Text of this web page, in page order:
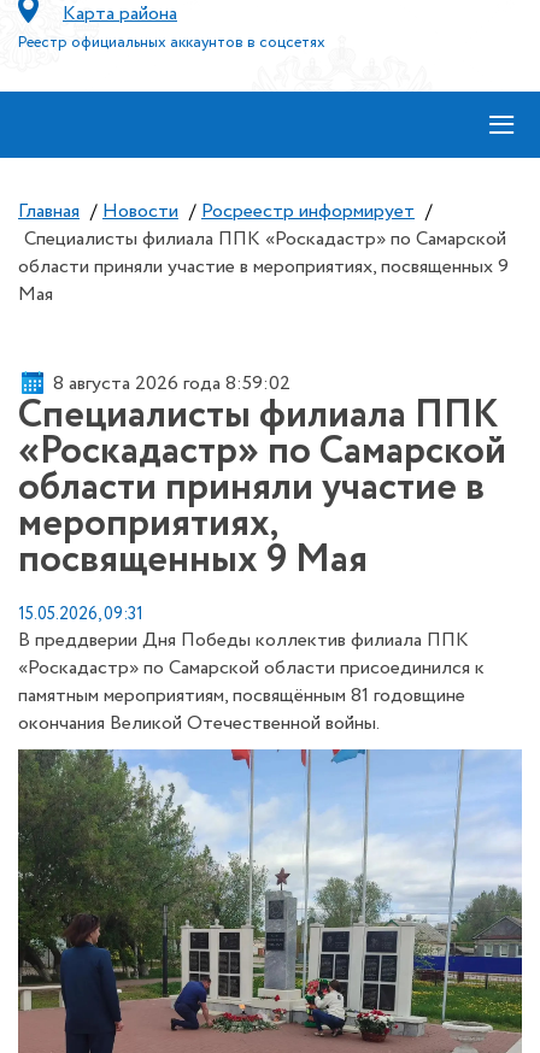
Карта района
Реестр официальных аккаунтов в соцсетях
≡
Главная / Новости / Росреестр информирует /
Специалисты филиала ППК «Роскадастр» по Самарской
области приняли участие в мероприятиях, посвященных 9
Мая
8 августа 2026 года 8:59:02
Специалисты филиала ППК
«Роскадастр» по Самарской
области приняли участие в
мероприятиях,
посвященных 9 Мая
15.05.2026, 09:31
В преддверии Дня Победы коллектив филиала ППК
«Роскадастр» по Самарской области присоединился к
памятным мероприятиям, посвящённым 81 годовщине
окончания Великой Отечественной войны.